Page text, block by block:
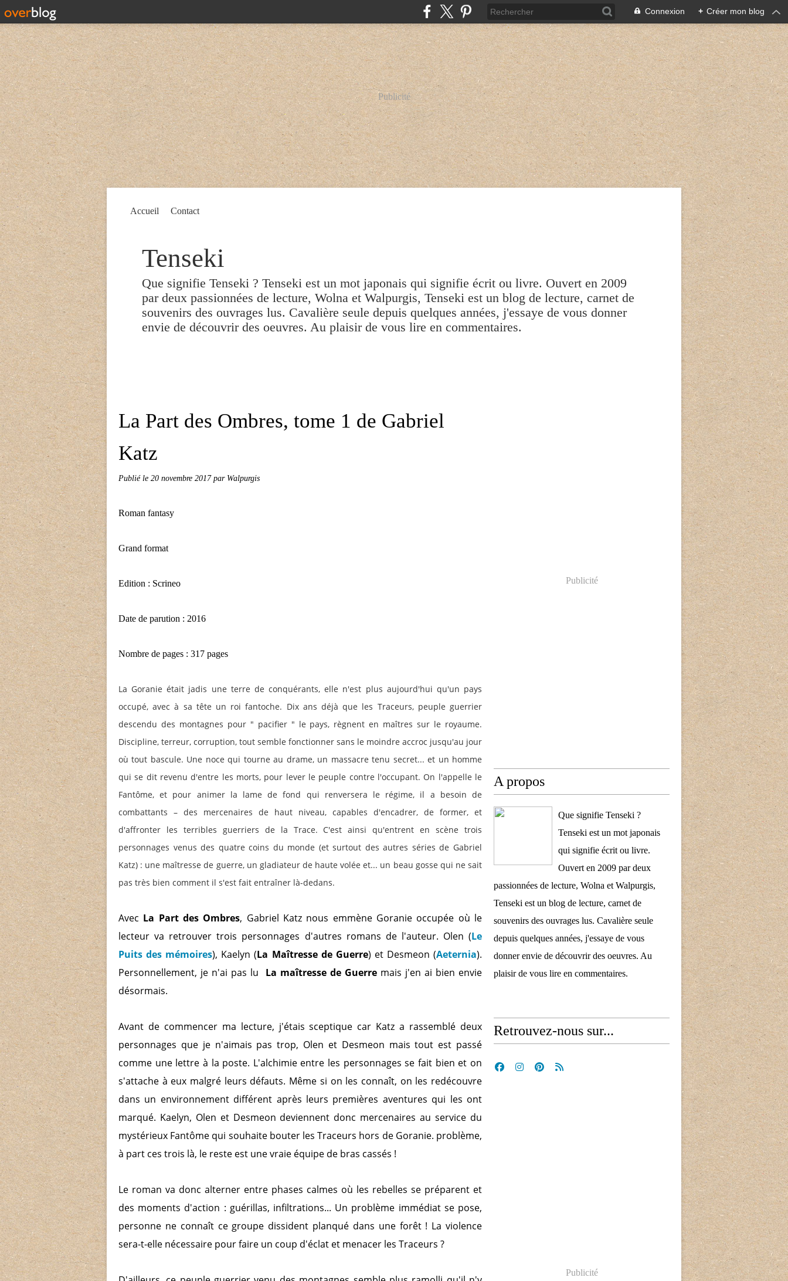
Connexion + Créer mon blog
Publicité
Tenseki
Que signifie Tenseki ? Tenseki est un mot japonais qui signifie écrit ou livre. Ouvert en 2009
par deux passionnées de lecture, Wolna et Walpurgis, Tenseki est un blog de lecture, carnet de
souvenirs des ouvrages lus. Cavalière seule depuis quelques années, j'essaye de vous donner
envie de découvrir des oeuvres. Au plaisir de vous lire en commentaires.
Accueil Contact
La Part des Ombres, tome 1 de Gabriel
Katz
Publié le 20 novembre 2017par Walpurgis
Roman fantasy
Grand format
Edition : Scrineo
Date de parution : 2016
Nombre de pages : 317 pages
La Goranie était jadis une terre de conquérants, elle n'est plus aujourd'hui qu'un pays
occupé, avec à sa tête un roi fantoche. Dix ans déjà que les Traceurs, peuple guerrier
descendu des montagnes pour " pacifier " le pays, règnent en maîtres sur le royaume.
Discipline, terreur, corruption, tout semble fonctionner sans le moindre accroc jusqu'au jour
où tout bascule. Une noce qui tourne au drame, un massacre tenu secret... et un homme
qui se dit revenu d'entre les morts, pour lever le peuple contre l'occupant. On l'appelle le
Fantôme, et pour animer la lame de fond qui renversera le régime, il a besoin de
combattants – des mercenaires de haut niveau, capables d'encadrer, de former, et
d'affronter les terribles guerriers de la Trace. C'est ainsi qu'entrent en scène trois
personnages venus des quatre coins du monde (et surtout des autres séries de Gabriel
Katz) : une maîtresse de guerre, un gladiateur de haute volée et... un beau gosse qui ne sait
pas très bien comment il s'est fait entraîner là-dedans.
Avec La Part des Ombres, Gabriel Katz nous emmène Goranie occupée où le
lecteur va retrouver trois personnages d'autres romans de l'auteur. Olen (Le
Puits des mémoires), Kaelyn (La Maîtresse de Guerre) et Desmeon (Aeternia).
Personnellement, je n'ai pas lu
La maîtresse de Guerre mais j'en ai bien envie
désormais.
Avant de commencer ma lecture, j'étais sceptique car Katz a rassemblé deux
personnages que je n'aimais pas trop, Olen et Desmeon mais tout est passé
comme une lettre à la poste. L'alchimie entre les personnages se fait bien et on
s'attache à eux malgré leurs défauts. Même si on les connaît, on les redécouvre
dans un environnement différent après leurs premières aventures qui les ont
marqué. Kaelyn, Olen et Desmeon deviennent donc mercenaires au service du
mystérieux Fantôme qui souhaite bouter les Traceurs hors de Goranie. problème,
à part ces trois là, le reste est une vraie équipe de bras cassés !
Le roman va donc alterner entre phases calmes où les rebelles se préparent et
des moments d'action : guérillas, infiltrations... Un problème immédiat se pose,
personne ne connaît ce groupe dissident planqué dans une forêt ! La violence
sera-t-elle nécessaire pour faire un coup d'éclat et menacer les Traceurs ?
Publicité
A propos
Que signifie Tenseki ?
Tenseki est un mot japonais
qui signifie écrit ou livre.
Ouvert en 2009 par deux
passionnées de lecture, Wolna et Walpurgis,
Tenseki est un blog de lecture, carnet de
souvenirs des ouvrages lus. Cavalière seule
depuis quelques années, j'essaye de vous
donner envie de découvrir des oeuvres. Au
plaisir de vous lire en commentaires.
Retrouvez-nous sur...
Publicité